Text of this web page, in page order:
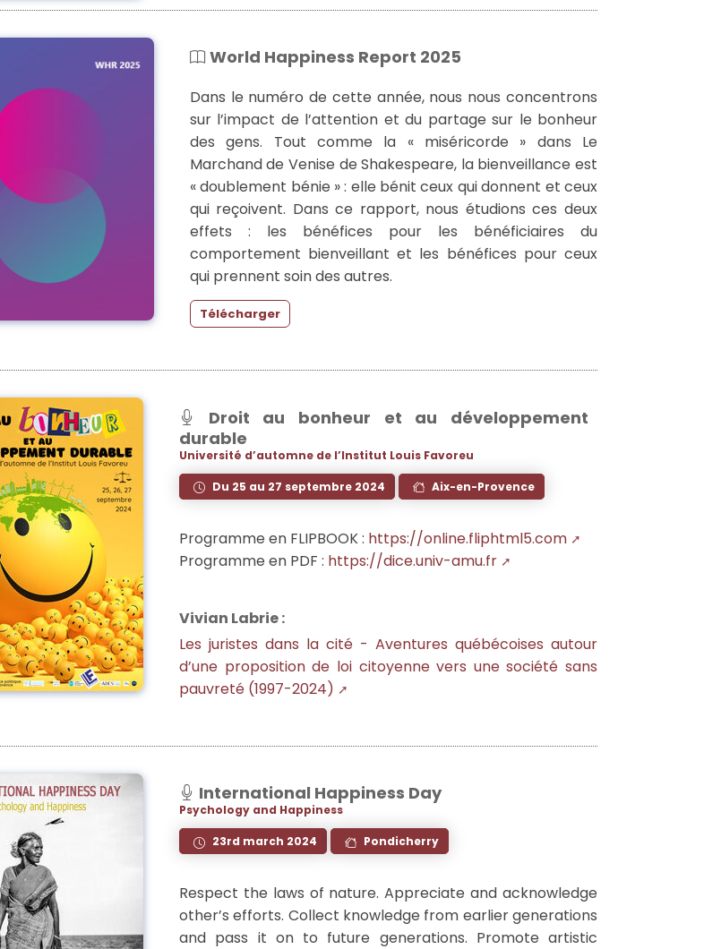
World Happiness Report 2025
Dans le numéro de cette année, nous nous concentrons
sur l’impact de l’attention et du partage sur le bonheur
des gens. Tout comme la « miséricorde » dans Le
Marchand de Venise de Shakespeare, la bienveillance est
« doublement bénie » : elle bénit ceux qui donnent et ceux
qui reçoivent. Dans ce rapport, nous étudions ces deux
effets : les bénéfices pour les bénéficiaires du
comportement bienveillant et les bénéfices pour ceux
qui prennent soin des autres.
Télécharger
Droit au bonheur et au développement
durable
Université d’automne de l’Institut Louis Favoreu
Du 25 au 27 septembre 2024 Aix-en-Provence
Programme en FLIPBOOK : https://online.fliphtml5.com
Programme en PDF : https://dice.univ-amu.fr
Vivian Labrie :
Les juristes dans la cité - Aventures québécoises autour
d’une proposition de loi citoyenne vers une société sans
pauvreté (1997-2024)
International Happiness Day
Psychology and Happiness
23rd march 2024 Pondicherry
Respect the laws of nature. Appreciate and acknowledge
other’s efforts. Collect knowledge from earlier generations
and pass it on to future generations. Promote artistic